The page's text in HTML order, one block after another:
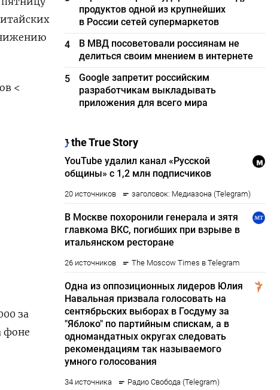
<
за
фоне
продуктов одной из крупнейших
в России сетей супермаркетов
4
В МВД посоветовали россиянам не
делиться своим мнением в интернете
5
Google запретит российским
разработчикам выкладывать
приложения для всего мира